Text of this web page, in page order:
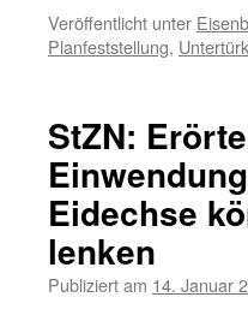
Veröffentlicht unter
Planfeststellung,
StZN:
Eidechse
lenken
Publiziert am 14. Januar